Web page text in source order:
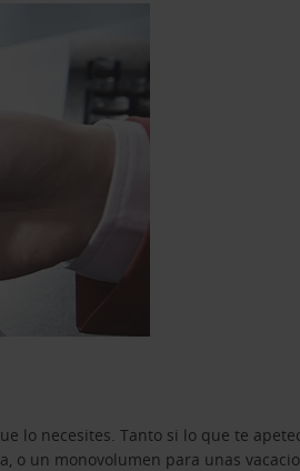
lo necesites. Tanto si lo que te
o un monovolumen para unas